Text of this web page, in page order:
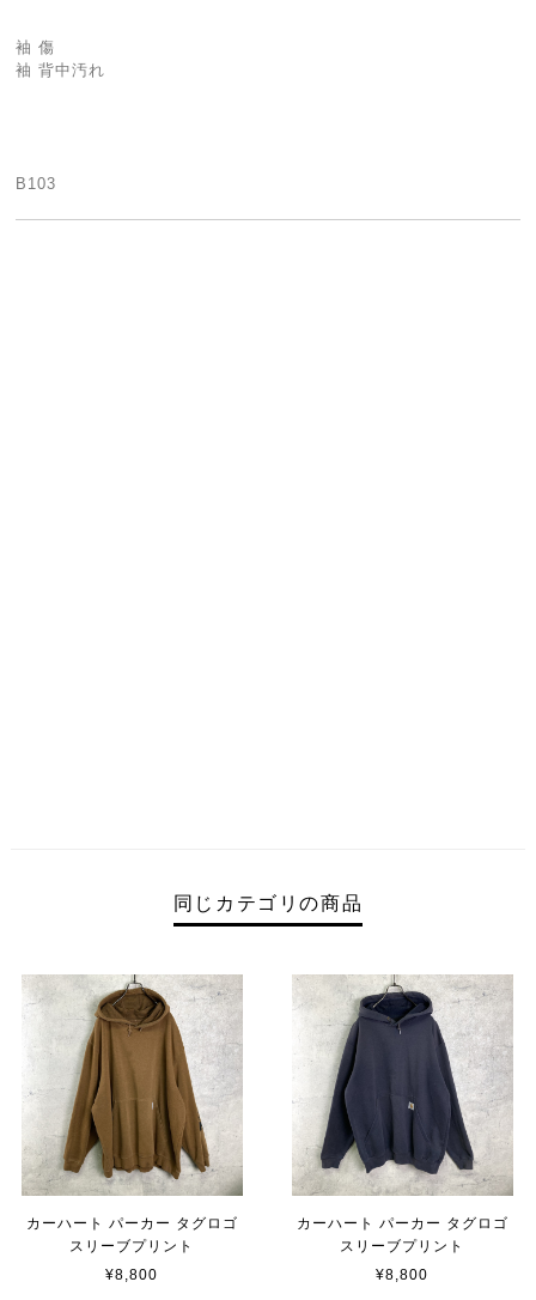
袖 傷
袖 背中汚れ
B103
同じカテゴリの商品
カーハート パーカー タグロゴ
スリーブプリント
¥8,800
カーハート パーカー タグロゴ
スリーブプリント
¥8,800